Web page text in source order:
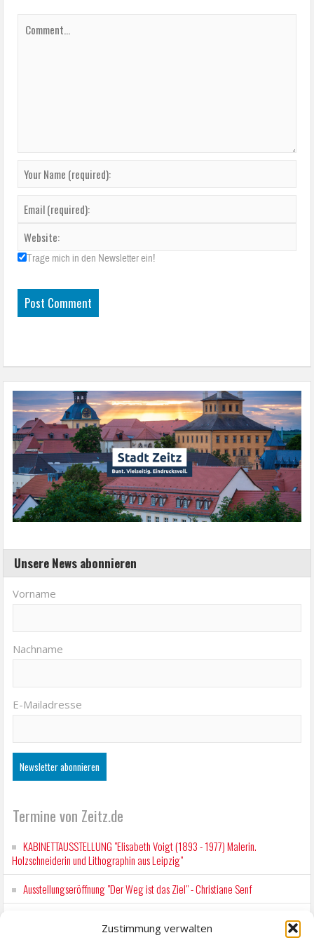
Zustimmung verwalten
Trage mich in den Newsletter ein!
Unsere News abonnieren
Vorname
Nachname
E-Mailadresse
Termine von Zeitz.de
KABINETTAUSSTELLUNG "Elisabeth Voigt (1893 - 1977) Malerin.
Holzschneiderin und Lithographin aus Leipzig"
Ausstellungseröffnung "Der Weg ist das Ziel" - Christiane Senf